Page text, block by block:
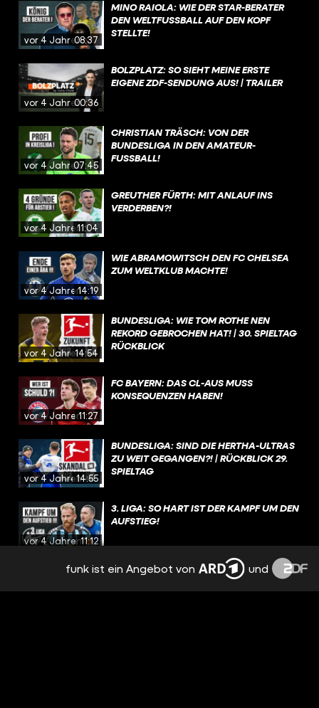
vor 4 Jahren08:37
MINO RAIOLA: WIE DER STAR-BERATER
DEN WELTFUSSBALL AUF DEN KOPF S
TELLTE!
vor 4 Jahren00:36
BOLZPLATZ: SO SIEHT MEINE ERSTE
EIGENE ZDF-SENDUNG AUS! | TRAILER
vor 4 Jahren07:45
CHRISTIAN TRÄSCH: VON DER
BUNDESLIGA IN DEN AMATEUR-
FUSSBALL!
vor 4 Jahren11:04
GREUTHER FÜRTH: MIT ANLAUF INS
VERDERBEN?!
vor 4 Jahren14:19
WIE ABRAMOWITSCH DEN FC CHELSEA
ZUM WELTKLUB MACHTE!
vor 4 Jahren14:54
BUNDESLIGA: WIE TOM ROTHE NEN
REKORD GEBROCHEN HAT! | 30. SPIELTAG
RÜCKBLICK
vor 4 Jahren11:27
FC BAYERN: DAS CL-AUS MUSS
KONSEQUENZEN HABEN!
vor 4 Jahren14:55
BUNDESLIGA: SIND DIE HERTHA-ULTRAS
ZU WEIT GEGANGEN?! | RÜCKBLICK 29.
SPIELTAG
vor 4 Jahren11:12
3. LIGA: SO HART IST DER KAMPF UM DEN
AUFSTIEG!
BUNDESLIGA: DAS MUSS SICH BEIM BVB
DRINGEND ÄNDERN! | RÜCKBLICK 28.
funk ist ein Angebot von und